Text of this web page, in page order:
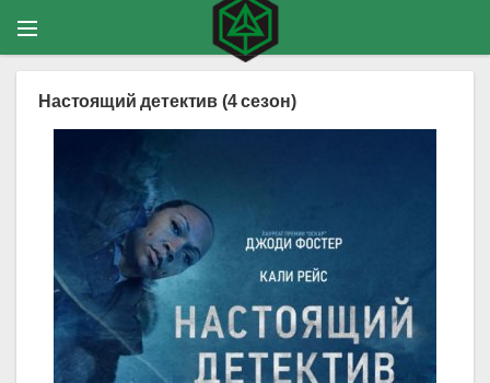
Настоящий детектив (4 сезон)